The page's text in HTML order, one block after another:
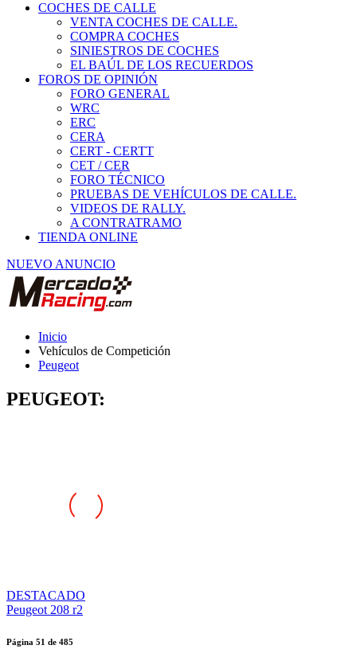
COCHES DE CALLE
VENTA COCHES DE CALLE.
COMPRA COCHES
SINIESTROS DE COCHES
EL BAÚL DE LOS RECUERDOS
FOROS DE OPINIÓN
FORO GENERAL
WRC
ERC
CERA
CERT - CERTT
CET / CER
FORO TÉCNICO
PRUEBAS DE VEHÍCULOS DE CALLE.
VIDEOS DE RALLY.
A CONTRATRAMO
TIENDA ONLINE
NUEVO ANUNCIO
Inicio
Vehículos de Competición
Peugeot
PEUGEOT:
DESTACADO
Peugeot 208 r2
Página 51 de 485